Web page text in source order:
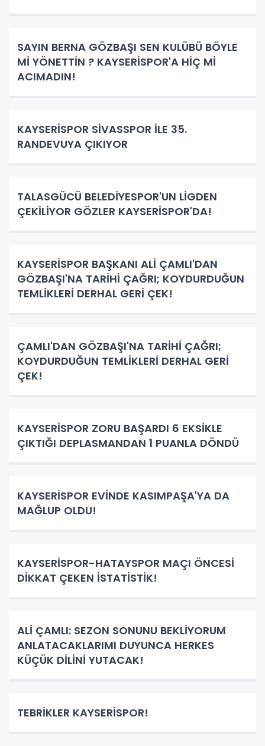
SAYIN BERNA GÖZBAŞI SEN KULÜBÜ BÖYLE
Mİ YÖNETTİN ? KAYSERİSPOR'A HİÇ Mİ
ACIMADIN!
KAYSERİSPOR SİVASSPOR İLE 35.
RANDEVUYA ÇIKIYOR
TALASGÜCÜ BELEDİYESPOR'UN LİGDEN
ÇEKİLİYOR GÖZLER KAYSERİSPOR'DA!
KAYSERİSPOR BAŞKANI ALİ ÇAMLI'DAN
GÖZBAŞI'NA TARİHİ ÇAĞRI; KOYDURDUĞUN
TEMLİKLERİ DERHAL GERİ ÇEK!
ÇAMLI'DAN GÖZBAŞI'NA TARİHİ ÇAĞRI;
KOYDURDUĞUN TEMLİKLERİ DERHAL GERİ
ÇEK!
KAYSERİSPOR ZORU BAŞARDI 6 EKSİKLE
ÇIKTIĞI DEPLASMANDAN 1 PUANLA DÖNDÜ
KAYSERİSPOR EVİNDE KASIMPAŞA'YA DA
MAĞLUP OLDU!
KAYSERİSPOR-HATAYSPOR MAÇI ÖNCESİ
DİKKAT ÇEKEN İSTATİSTİK!
ALİ ÇAMLI: SEZON SONUNU BEKLİYORUM
ANLATACAKLARIMI DUYUNCA HERKES
KÜÇÜK DİLİNİ YUTACAK!
TEBRİKLER KAYSERİSPOR!